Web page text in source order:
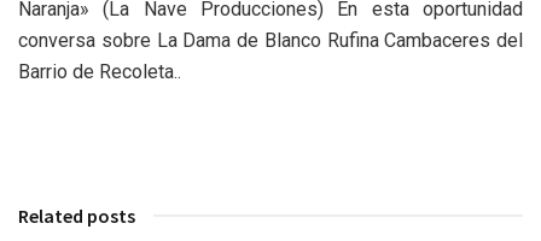
Naranja» (La Nave Producciones) En esta oportunidad
conversa sobre La Dama de Blanco Rufina Cambaceres del
Barrio de Recoleta..
Related posts